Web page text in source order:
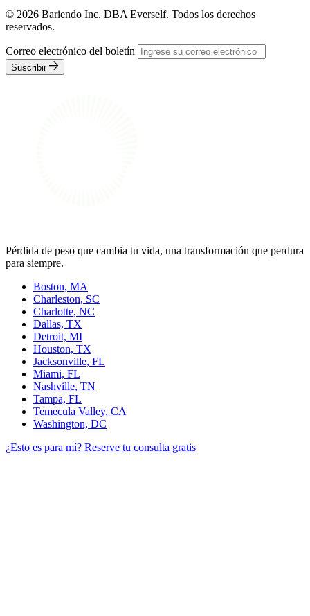
© 2026 Bariendo Inc. DBA Everself. Todos los derechos
reservados.
Correo electrónico del boletín
Suscribir
Pérdida de peso que cambia tu vida, una transformación que perdura
para siempre.
Boston, MA
Charleston, SC
Charlotte, NC
Dallas, TX
Detroit, MI
Houston, TX
Jacksonville, FL
Miami, FL
Nashville, TN
Tampa, FL
Temecula Valley, CA
Washington, DC
¿Esto es para mí? Reserve tu consulta gratis